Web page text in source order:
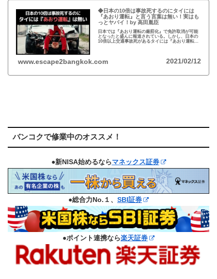
◆日本の10倍は事故死するのにタイには
『あおり運転』と言う言葉は無い！実はも
っとヤバイ！by 高田胤臣
日本では『あおり運転の厳罰化』で免許取消が可能
となったと盛んに報道されている。しかし、日本の
10倍以上交通事故死があるタイには『あおり運転』
www.escape2bangkok.com 2021/02/12
バンコクで修業中のオススメ！
●新NISA始めるならマネックス証券
●総合力No.１、 SBI証券
●ポイント連携なら楽天証券